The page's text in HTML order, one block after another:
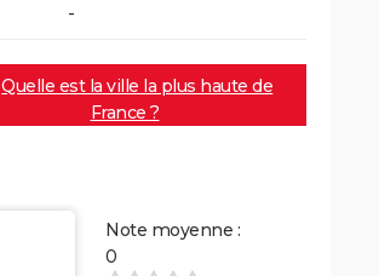
-
Quelle est la ville la plus haute de
France ?
Note moyenne :
0